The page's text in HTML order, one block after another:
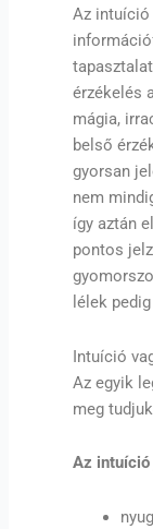
Az intuíció
érzékelés
mágia,
belső
gyorsan
nem
így aztán
pontos
lélek
Intuíció
Az egyik
meg
Az intuíció